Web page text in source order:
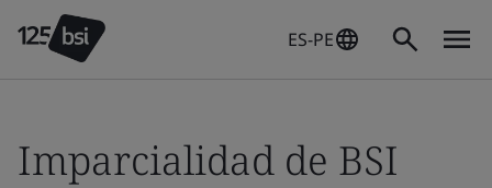
ES-PE
Imparcialidad de BSI